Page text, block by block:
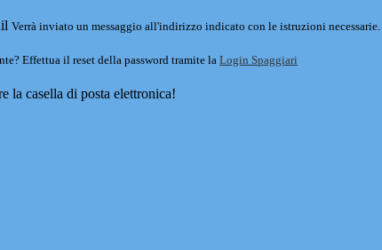
Verrà inviato un messaggio all'indirizzo indicato con le istruzioni necessarie.
Effettua il reset della password tramite la Login Spaggiari
la casella di posta elettronica!